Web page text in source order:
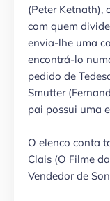
(Peter Ketnath),
com quem
envia-lhe uma
encontrá-lo
pedido de
Smutter
pai possui uma
O elenco conta
Clais (O Filme
Vendedor de